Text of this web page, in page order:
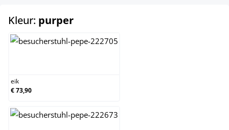
Kleur: purperselect
eik
€ 73,90